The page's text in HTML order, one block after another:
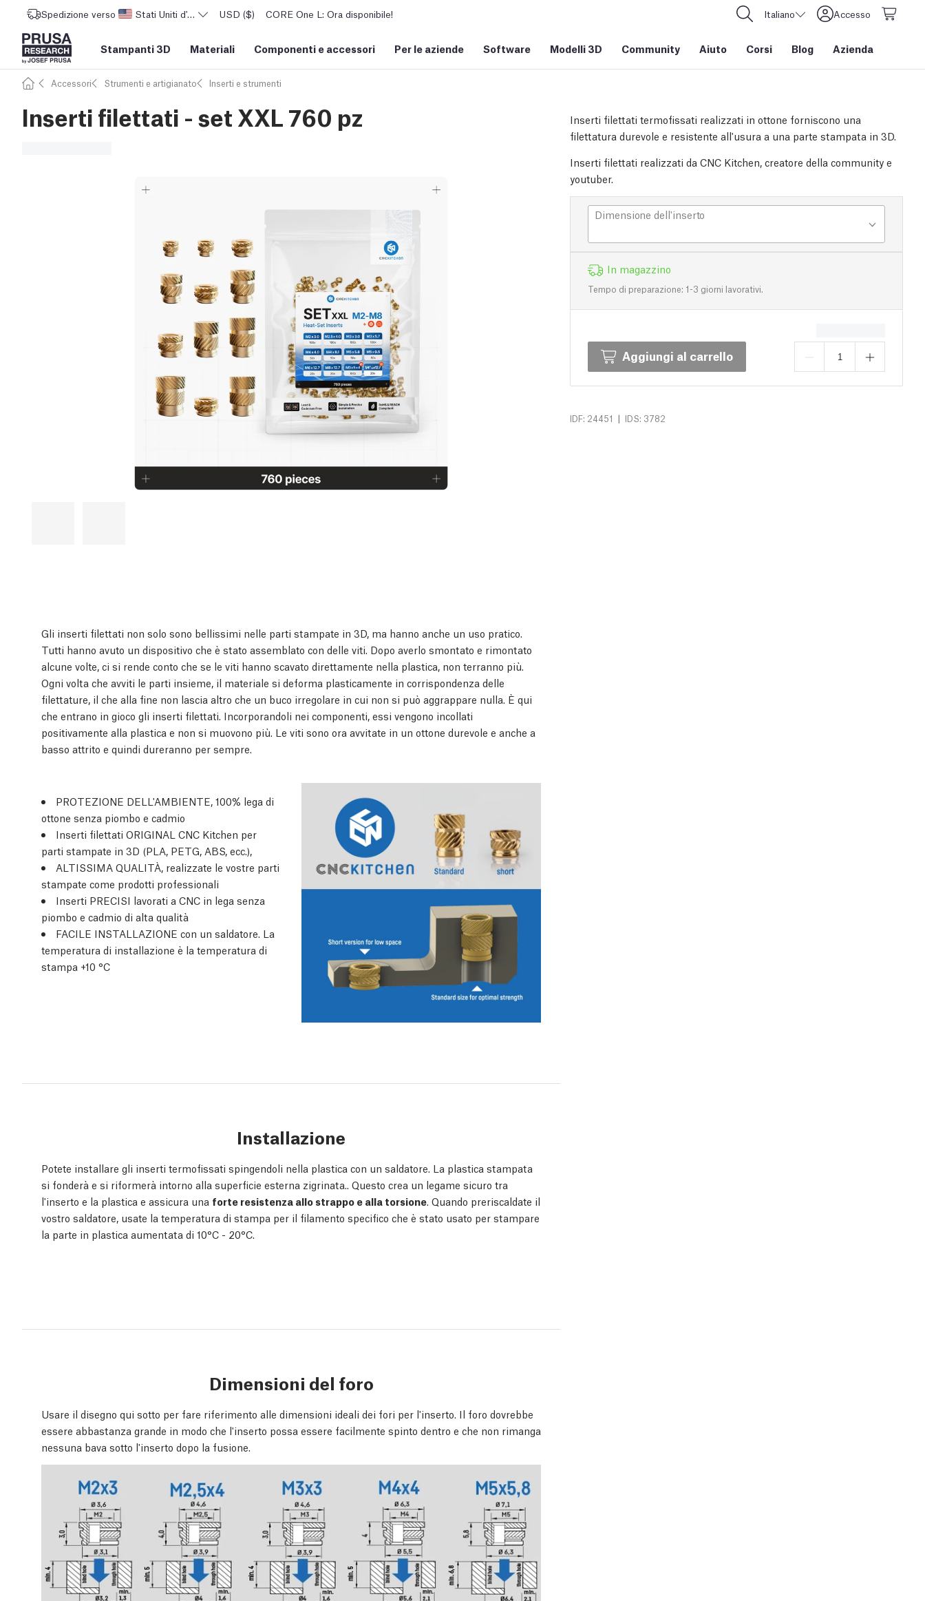
Spedizione verso Stati Uniti d'AmericaUSD ($) CORE One L: Ora disponibile! Italiano Accesso
Stampanti 3D Materiali Componenti e accessori Per le aziende Software Modelli 3D Community Aiuto Corsi Blog Azienda
Accessori Strumenti e artigianato Inserti e strumenti
Inserti filettati - set XXL 760 pz
Inserti filettati termofissati realizzati in ottone forniscono una
filettatura durevole e resistente all'usura a una parte stampata in 3D.
Inserti filettati realizzati da CNC Kitchen, creatore della community e
youtuber.
Dimensione dell'inserto
In magazzino
Tempo di preparazione: 1-3 giorni lavorativi.
Aggiungi al carrello
IDF: 24451 | IDS: 3782
Gli inserti filettati non solo sono bellissimi nelle parti stampate in 3D, ma hanno anche un uso pratico.
Tutti hanno avuto un dispositivo che è stato assemblato con delle viti. Dopo averlo smontato e rimontato
alcune volte, ci si rende conto che se le viti hanno scavato direttamente nella plastica, non terranno più.
Ogni volta che avviti le parti insieme, il materiale si deforma plasticamente in corrispondenza delle
filettature, il che alla fine non lascia altro che un buco irregolare in cui non si può aggrappare nulla. È qui
che entrano in gioco gli inserti filettati. Incorporandoli nei componenti, essi vengono incollati
positivamente alla plastica e non si muovono più. Le viti sono ora avvitate in un ottone durevole e anche a
basso attrito e quindi dureranno per sempre.
PROTEZIONE DELL'AMBIENTE, 100% lega di
ottone senza piombo e cadmio
Inserti filettati ORIGINAL CNC Kitchen per
parti stampate in 3D (PLA, PETG, ABS, ecc.),
ALTISSIMA QUALITÀ, realizzate le vostre parti
stampate come prodotti professionali
Inserti PRECISI lavorati a CNC in lega senza
piombo e cadmio di alta qualità
FACILE INSTALLAZIONE con un saldatore. La
temperatura di installazione è la temperatura di
stampa +10 °C
Installazione
Potete installare gli inserti termofissati spingendoli nella plastica con un saldatore. La plastica stampata
si fonderà e si riformerà intorno alla superficie esterna zigrinata.. Questo crea un legame sicuro tra
l'inserto e la plastica e assicura una forte resistenza allo strappo e alla torsione. Quando preriscaldate il
vostro saldatore, usate la temperatura di stampa per il filamento specifico che è stato usato per stampare
la parte in plastica aumentata di 10°C - 20°C.
Dimensioni del foro
Usare il disegno qui sotto per fare riferimento alle dimensioni ideali dei fori per l'inserto. Il foro dovrebbe
essere abbastanza grande in modo che l'inserto possa essere facilmente spinto dentro e che non rimanga
nessuna bava sotto l'inserto dopo la fusione.